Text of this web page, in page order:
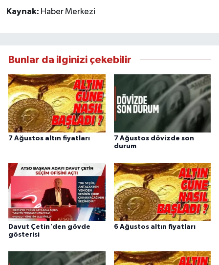
Kaynak: Haber Merkezi
Bunlar da ilginizi çekebilir
7 Ağustos altın fiyatları
7 Ağustos dövizde son
durum
Davut Çetin'den gövde
gösterisi
6 Ağustos altın fiyatları